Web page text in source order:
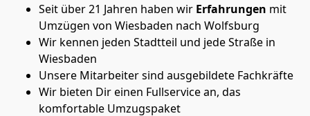
Seit über 21 Jahren haben wir Erfahrungen mit
Umzügen von Wiesbaden nach Wolfsburg
Wir kennen jeden Stadtteil und jede Straße in
Wiesbaden
Unsere Mitarbeiter sind ausgebildete Fachkräfte
Wir bieten Dir einen Fullservice an, das
komfortable Umzugspaket